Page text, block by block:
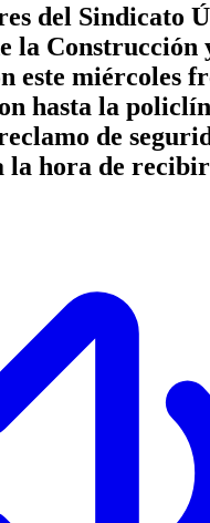
del Sindicato
la Construcción
este miércoles
hasta la
de
la hora de